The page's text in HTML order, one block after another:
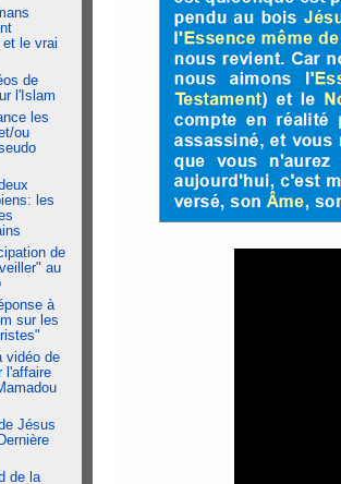
le vrai
de
l'Islam
les
ou
les
de
au
à
sur les
vidéo de
l'affaire
Jésus
de la